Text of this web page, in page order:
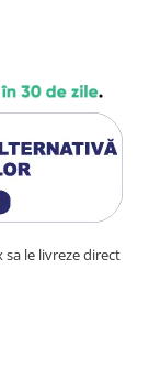
le livreze direct